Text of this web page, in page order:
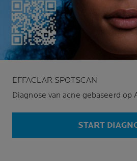
EFFACLAR SPOTSCAN
Diagnose van acne gebaseerd
START